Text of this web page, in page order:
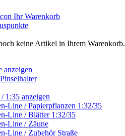
Ihr Warenkorb
keine Artikel in Ihrem Warenkorb.
anzeigen
1:35 anzeigen
Line / Papierpflanzen 1:32/35
Line / Blätter 1:32/35
Line / Zäune
Line / Zubehör Straße